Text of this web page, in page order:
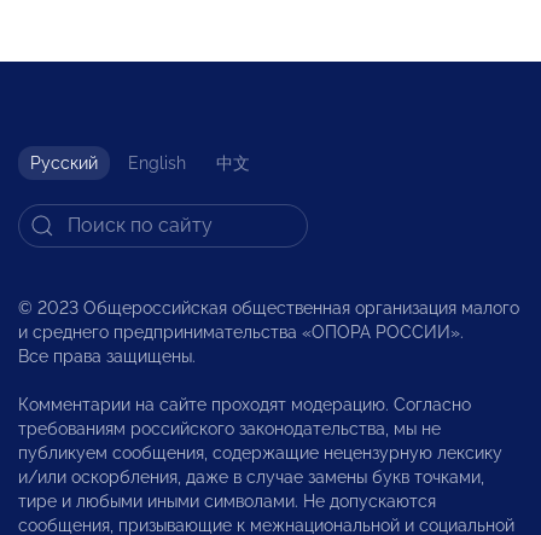
Русский English 中文
© 2023 Общероссийская общественная организация малого
и среднего предпринимательства «ОПОРА РОССИИ».
Все права защищены.
Комментарии на сайте проходят модерацию. Согласно
требованиям российского законодательства, мы не
публикуем сообщения, содержащие нецензурную лексику
и/или оскорбления, даже в случае замены букв точками,
тире и любыми иными символами. Не допускаются
сообщения, призывающие к межнациональной и социальной